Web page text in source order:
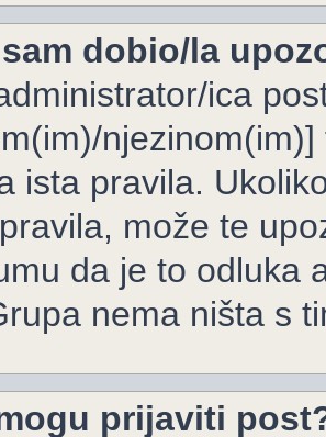
dobio/la
ica
ista pravila.
može te
da je to odluka
nema ništa s
prijaviti